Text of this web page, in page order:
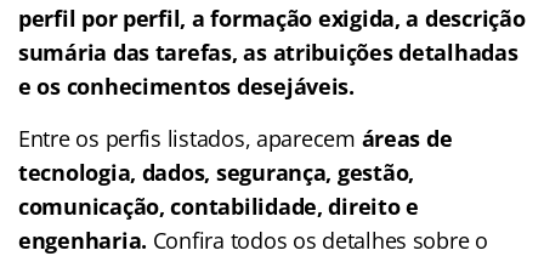
perfil por perfil, a formação exigida, a descrição
sumária das tarefas, as atribuições detalhadas
e os conhecimentos desejáveis.
Entre os perfis listados, aparecem áreas de
tecnologia, dados, segurança, gestão,
comunicação, contabilidade, direito e
engenharia. Confira todos os detalhes sobre o